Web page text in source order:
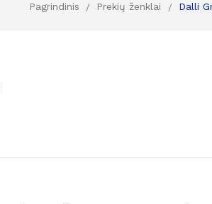
Pagrindinis Prekių ženklai Dalli